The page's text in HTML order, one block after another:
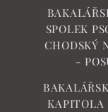
SPOLEK
CHODSKÝ
-
KAPITOLA